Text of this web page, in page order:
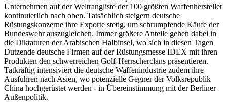
Unternehmen auf der Weltrangliste der 100 größten Waffenhersteller
kontinuierlich nach oben. Tatsächlich steigern deutsche
Rüstungskonzerne ihre Exporte stetig, um schrumpfende Käufe der
Bundeswehr auszugleichen. Immer größere Anteile gehen dabei in
die Diktaturen der Arabischen Halbinsel, wo sich in diesen Tagen
Dutzende deutsche Firmen auf der Rüstungsmesse IDEX mit ihren
Produkten den schwerreichen Golf-Herrscherclans präsentieren.
Tatkräftig intensiviert die deutsche Waffenindustrie zudem ihre
Ausfuhren nach Asien, wo potenzielle Gegner der Volksrepublik
China hochgerüstet werden - in Übereinstimmung mit der Berliner
Außenpolitik.